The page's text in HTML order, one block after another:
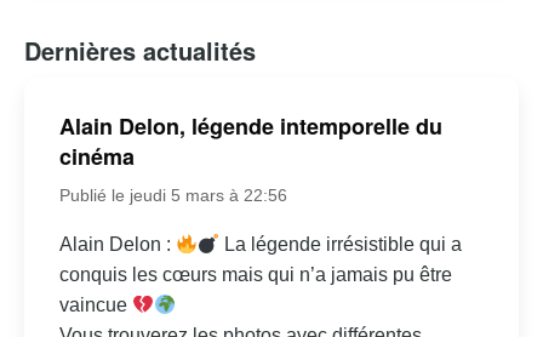
Dernières actualités
Alain Delon, légende intemporelle du
cinéma
Publié le jeudi 5 mars à 22:56
Alain Delon :
La légende irrésistible qui a
conquis les cœurs mais qui n’a jamais pu être
vaincue